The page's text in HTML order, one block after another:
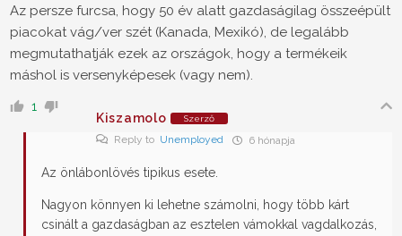
Az persze furcsa, hogy 50 év alatt gazdaságilag összeépült
piacokat vág/ver szét (Kanada, Mexikó), de legalább
megmutathatják ezek az országok, hogy a termékeik
máshol is versenyképesek (vagy nem).
1
Kiszamolo
Szerző
Reply to Unemployed 6 hónapja
Az önlábonlövés tipikus esete.
Nagyon könnyen ki lehetne számolni, hogy több kárt
csinált a gazdaságban az esztelen vámokkal vagdalkozás,